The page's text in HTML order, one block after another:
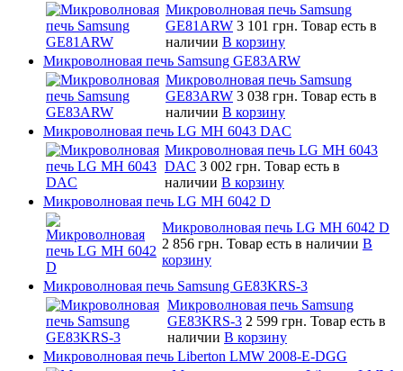
Микроволновая печь Samsung
GE81ARW 3 101 грн. Товар есть в
наличии В корзину
Микроволновая печь Samsung GE83ARW
Микроволновая печь Samsung
GE83ARW 3 038 грн. Товар есть в
наличии В корзину
Микроволновая печь LG MH 6043 DAC
Микроволновая печь LG MH 6043
DAC 3 002 грн. Товар есть в
наличии В корзину
Микроволновая печь LG MH 6042 D
Микроволновая печь LG MH 6042 D
2 856 грн. Товар есть в наличии В
корзину
Микроволновая печь Samsung GE83KRS-3
Микроволновая печь Samsung
GE83KRS-3 2 599 грн. Товар есть в
наличии В корзину
Микроволновая печь Liberton LMW 2008-E-DGG